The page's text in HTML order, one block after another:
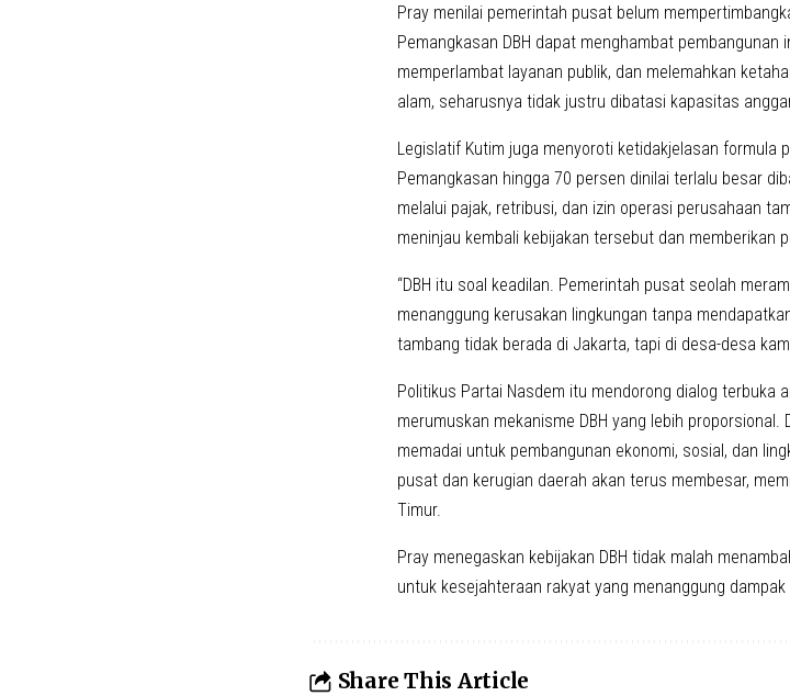
Pray menilai pemerintah pusat belum
Pemangkasan DBH dapat menghambat
memperlambat layanan publik, dan melemahkan
alam, seharusnya tidak justru dibatasi kapasitas
Legislatif Kutim juga menyoroti ketidakjelasan formula
Pemangkasan hingga 70 persen dinilai terlalu besar
melalui pajak, retribusi, dan izin operasi perusahaan
meninjau kembali kebijakan tersebut dan memberikan
“DBH itu soal keadilan. Pemerintah pusat seolah
menanggung kerusakan lingkungan tanpa
tambang tidak berada di Jakarta, tapi di desa-desa
Politikus Partai Nasdem itu mendorong dialog terbuka
merumuskan mekanisme DBH yang lebih
memadai untuk pembangunan ekonomi, sosial, dan
pusat dan kerugian daerah akan terus membesar,
Timur.
Pray menegaskan kebijakan DBH tidak malah
untuk kesejahteraan rakyat yang menanggung
Share This Article